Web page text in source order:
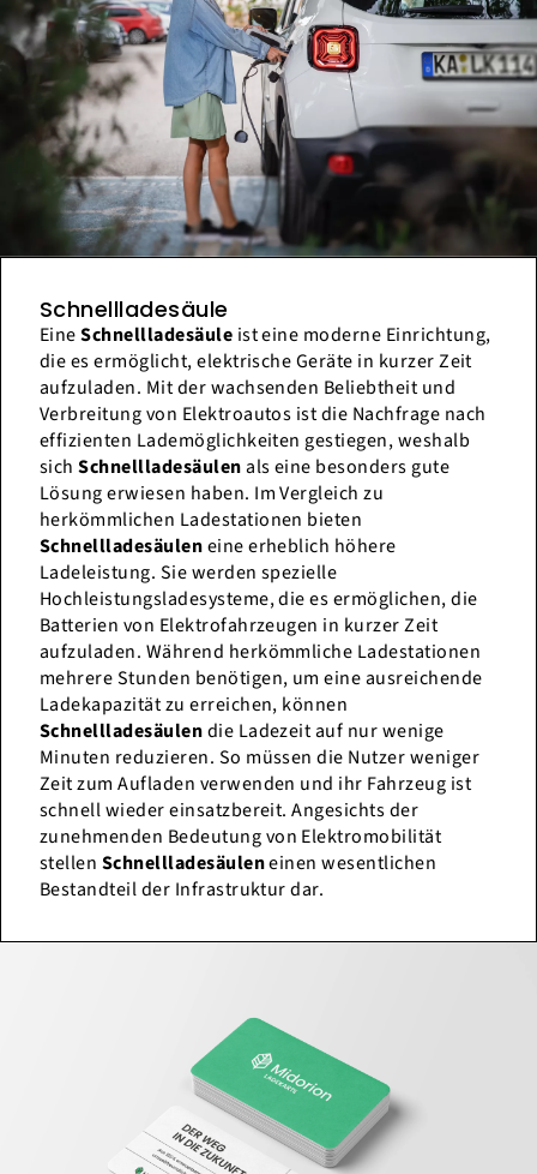
Schnellladesäule
EineSchnellladesäule ist eine moderne Einrichtung,
die es ermöglicht, elektrische Geräte in kurzer Zeit
aufzuladen. Mit der wachsenden Beliebtheit und
Verbreitung von Elektroautos ist die Nachfrage nach
effizienten Lademöglichkeiten gestiegen, weshalb
sichSchnellladesäulenals eine besonders gute
Lösung erwiesen haben. Im Vergleich zu
herkömmlichen Ladestationen bieten
Schnellladesäuleneine erheblich höhere
Ladeleistung. Sie werden spezielle
Hochleistungsladesysteme, die es ermöglichen, die
Batterien von Elektrofahrzeugen in kurzer Zeit
aufzuladen. Während herkömmliche Ladestationen
mehrere Stunden benötigen, um eine ausreichende
Ladekapazität zu erreichen, können
Schnellladesäulendie Ladezeit auf nur wenige
Minuten reduzieren. So müssen die Nutzer weniger
Zeit zum Aufladen verwenden und ihr Fahrzeug ist
schnell wieder einsatzbereit. Angesichts der
zunehmenden Bedeutung von Elektromobilität
stellen Schnellladesäuleneinen wesentlichen
Bestandteil der Infrastruktur dar.